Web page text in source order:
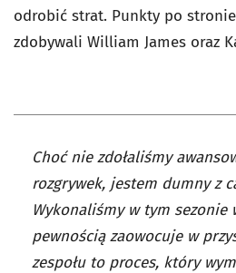
odrobić strat. Punkty po
zdobywali William James oraz
Choć nie zdołaliśmy
rozgrywek, jestem dumny z
Wykonaliśmy w tym sezonie
pewnością zaowocuje w
zespołu to proces, który